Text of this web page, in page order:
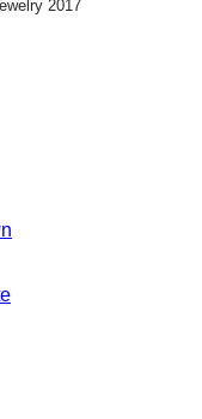
2017